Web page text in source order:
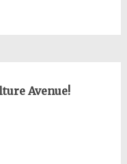
Avenue!